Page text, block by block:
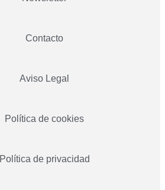
Contacto
Aviso Legal
Política de cookies
Política de privacidad